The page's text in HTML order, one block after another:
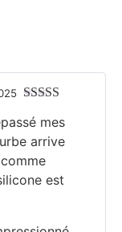
mes
arrive
est